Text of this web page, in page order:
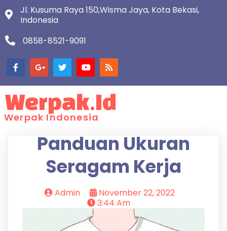
Jl. Kusuma Raya 150,Wisma Jaya, Kota Bekasi,
Indonesia
0858-8521-9091
Werpak.id
Werpak Indonesia
Panduan Ukuran
Seragam Kerja
Admin
November 22, 2022
3:44 Am